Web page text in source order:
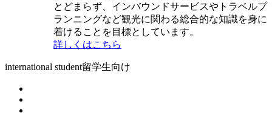
とどまらず、インバウンドサービスやトラベルプ
ランニングなど観光に関わる総合的な知識を身に
着けることを目標としています。
詳しくはこちら
international student留学生向け